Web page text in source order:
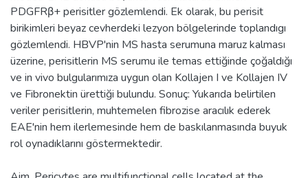
PDGFRβ+ perisitler gözlemlendi. Ek olarak, bu perisit
birikimleri beyaz cevherdeki lezyon bölgelerinde toplandıgı
gözlemlendi. HBVP'nin MS hasta serumuna maruz kalması
üzerine, perisitlerin MS serumu ile temas ettiğinde çoğaldığı
ve in vivo bulgularımıza uygun olan Kollajen I ve Kollajen IV
ve Fibronektin ürettiği bulundu. Sonuç: Yukarıda belirtilen
veriler perisitlerin, muhtemelen fibrozise aracılık ederek
EAE'nin hem ilerlemesinde hem de baskılanmasında buyuk
rol oynadıklarını göstermektedir.